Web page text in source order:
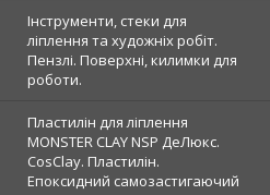
Інструменти, стеки для
ліплення та художніх робіт.
Пензлі. Поверхні, килимки для
роботи.
Пластилін для ліплення
MONSTER CLAY NSP ДеЛюкс.
CosClay. Пластилін.
Епоксидний самозастигаючий